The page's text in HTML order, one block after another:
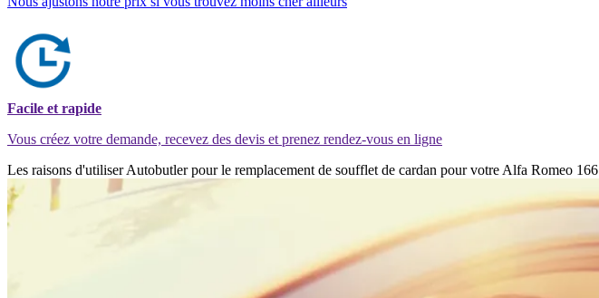
Facile et rapide
Vous créez votre demande, recevez des devis et prenez rendez-vous en ligne
Les raisons d'utiliser Autobutler pour le remplacement de soufflet de cardan pour votre Alfa Romeo 166